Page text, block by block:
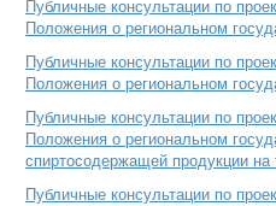
Публичные консультации по
Положения о региональном
Публичные консультации по
Положения о региональном
Публичные консультации по
Положения о региональном
спиртосодержащей продукции на
Публичные консультации по